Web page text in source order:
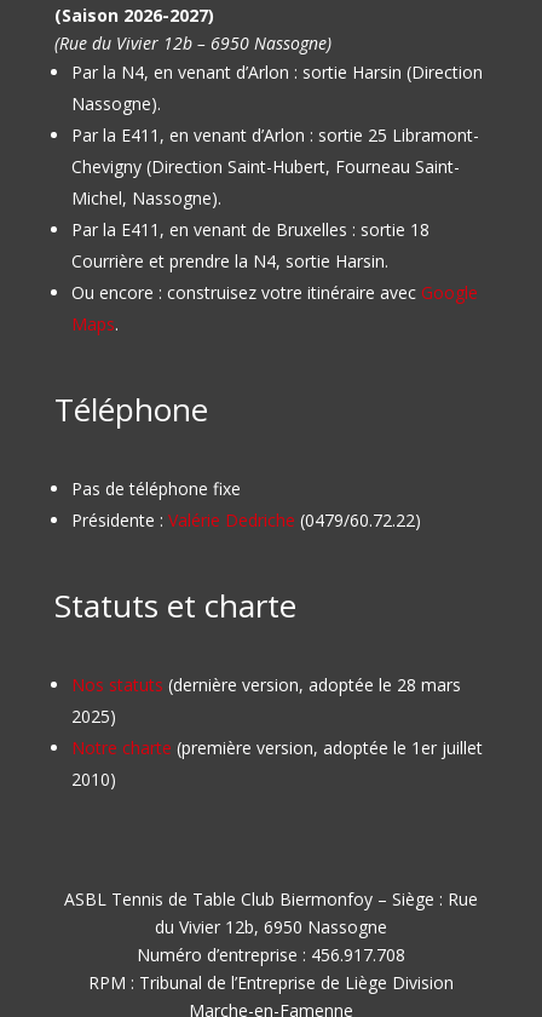
(Saison 2026-2027)
(Rue du Vivier 12b – 6950 Nassogne)
Par la N4, en venant d’Arlon : sortie Harsin (Direction
Nassogne).
Par la E411, en venant d’Arlon : sortie 25 Libramont-
Chevigny (Direction Saint-Hubert, Fourneau Saint-
Michel, Nassogne).
Par la E411, en venant de Bruxelles : sortie 18
Courrière et prendre la N4, sortie Harsin.
Ou encore : construisez votre itinéraire avec Google
Maps.
Téléphone
Pas de téléphone fixe
Présidente : Valérie Dedriche (0479/60.72.22)
Statuts et charte
Nos statuts (dernière version, adoptée le 28 mars
2025)
Notre charte (première version, adoptée le 1er juillet
2010)
ASBL Tennis de Table Club Biermonfoy – Siège : Rue
du Vivier 12b, 6950 Nassogne
Numéro d’entreprise : 456.917.708
RPM : Tribunal de l’Entreprise de Liège Division
Marche-en-Famenne